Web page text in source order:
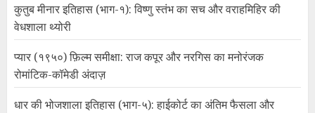
कुतुब मीनार इतिहास (भाग-१): विष्णु स्तंभ का सच और वराहमिहिर की
वेधशाला थ्योरी
प्यार (१९५०) फ़िल्म समीक्षा: राज कपूर और नरगिस का मनोरंजक
रोमांटिक-कॉमेडी अंदाज़
धार की भोजशाला इतिहास (भाग-५): हाईकोर्ट का अंतिम फैसला और